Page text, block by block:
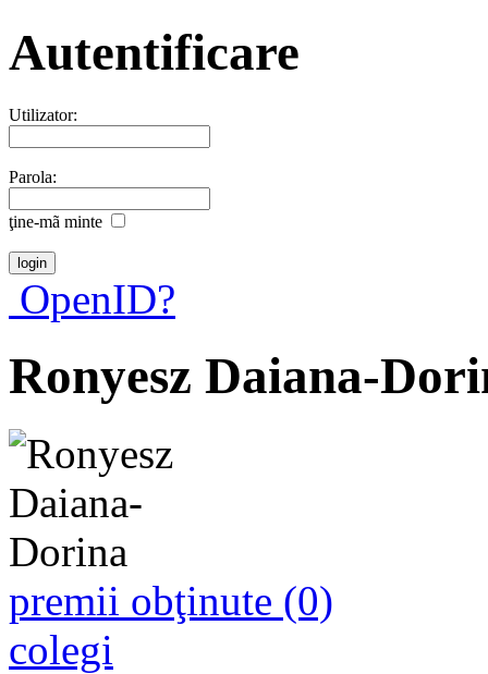
Autentificare
Utilizator:
Parola:
ţine-mã minte
OpenID?
Ronyesz Daiana-
premii obţinute (0)
colegi